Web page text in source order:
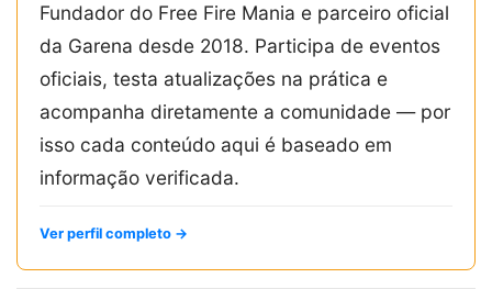
Fundador do Free Fire Mania e parceiro oficial
da Garena desde 2018. Participa de eventos
oficiais, testa atualizações na prática e
acompanha diretamente a comunidade — por
isso cada conteúdo aqui é baseado em
informação verificada.
Ver perfil completo →